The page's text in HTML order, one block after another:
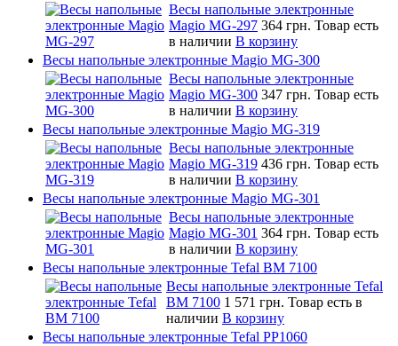
Весы напольные электронные
Magio MG-297 364 грн. Товар есть
в наличии В корзину
Весы напольные электронные Magio MG-300
Весы напольные электронные
Magio MG-300 347 грн. Товар есть
в наличии В корзину
Весы напольные электронные Magio MG-319
Весы напольные электронные
Magio MG-319 436 грн. Товар есть
в наличии В корзину
Весы напольные электронные Magio MG-301
Весы напольные электронные
Magio MG-301 364 грн. Товар есть
в наличии В корзину
Весы напольные электронные Tefal BM 7100
Весы напольные электронные Tefal
BM 7100 1 571 грн. Товар есть в
наличии В корзину
Весы напольные электронные Tefal PP1060